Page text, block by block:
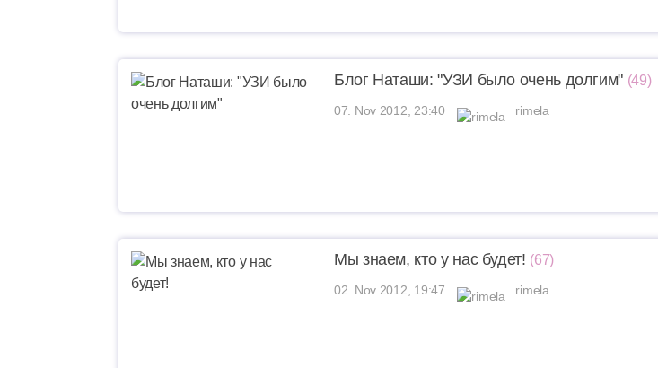
Блог Наташи: "УЗИ было очень долгим" (49)
07. Nov 2012, 23:40 rimela
Мы знаем, кто у нас будет! (67)
02. Nov 2012, 19:47 rimela